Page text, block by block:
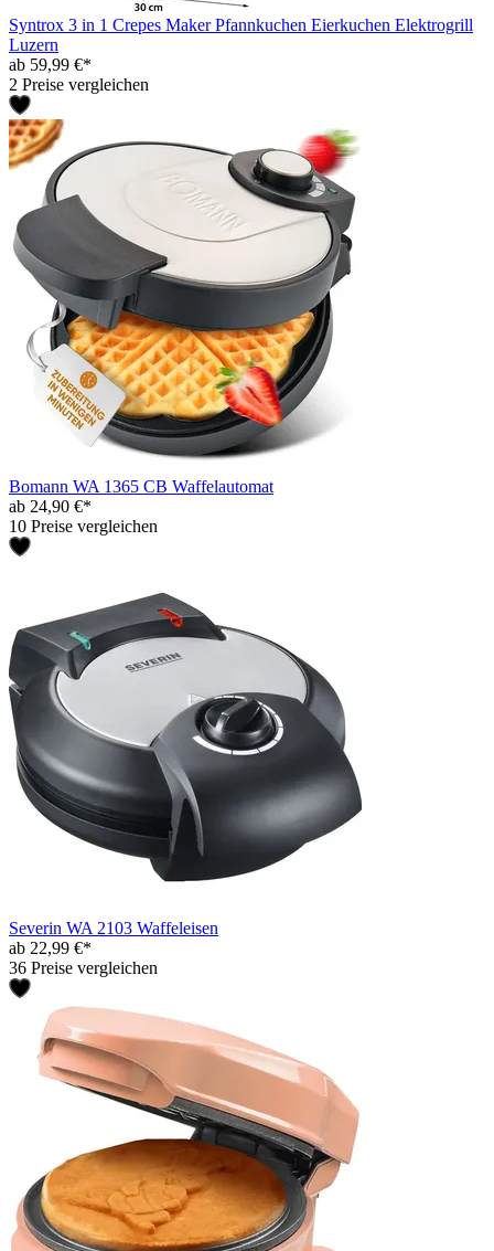
Syntrox 3 in 1 Crepes Maker Pfannkuchen Eierkuchen Elektrogrill
Luzern
ab 59,99 €*
2 Preise vergleichen
Bomann WA 1365 CB Waffelautomat
ab 24,90 €*
10 Preise vergleichen
Severin WA 2103 Waffeleisen
ab 22,99 €*
36 Preise vergleichen